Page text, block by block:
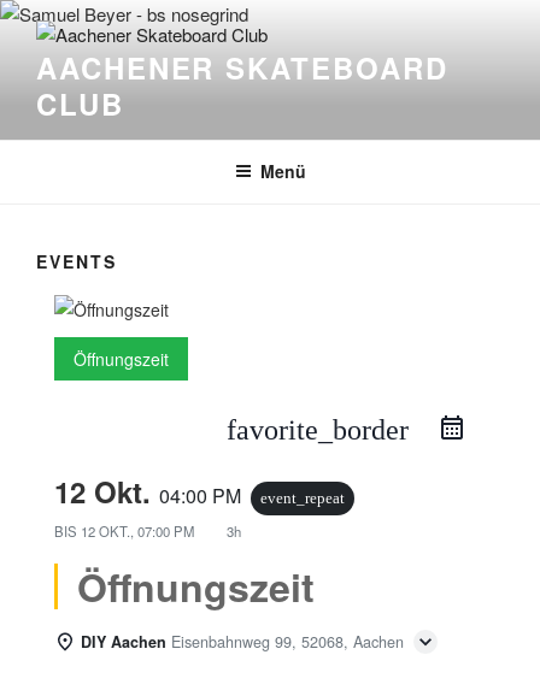
Zum
Inhalt
springenAACHENER SKATEBOARD
CLUB
Menü
EVENTS
Öffnungszeit
favorite_border
12 Okt. 04:00 PM event_repeat
BIS 12 OKT., 07:00 PM 3h
Öffnungszeit
DIY Aachen Eisenbahnweg 99, 52068, Aachen